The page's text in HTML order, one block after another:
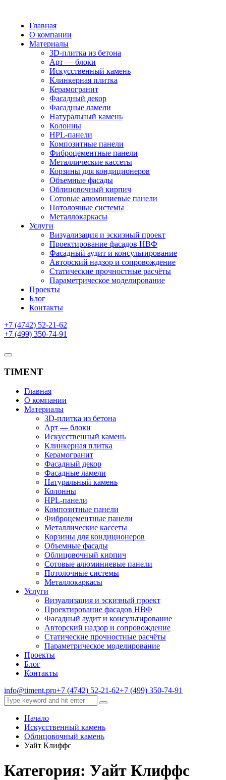
Главная
О компании
Материалы
3D-плитка из бетона
Арт — блоки
Искусственный камень
Клинкерная плитка
Керамогранит
Фасадный декор
Фасадные ламели
Натуральный камень
Колонны
HPL-панели
Композитные панели
Фиброцементные панели
Металлические кассеты
Корзины для кондиционеров
Объемные фасады
Облицовочный кирпич
Сотовые алюминиевые панели
Потолочные системы
Металлокаркасы
Услуги
Визуализация и эскизный проект
Проектирование фасадов НВФ
Фасадный аудит и консультирование
Авторский надзор и сопровождение
Статические прочностные расчёты
Параметрическое моделирование
Проекты
Блог
Контакты
+7 (4742) 52-21-62
+7 (499) 350-74-91
TIMENT
Главная
О компании
Материалы
3D-плитка из бетона
Арт — блоки
Искусственный камень
Клинкерная плитка
Керамогранит
Фасадный декор
Фасадные ламели
Натуральный камень
Колонны
HPL-панели
Композитные панели
Фиброцементные панели
Металлические кассеты
Корзины для кондиционеров
Объемные фасады
Облицовочный кирпич
Сотовые алюминиевые панели
Потолочные системы
Металлокаркасы
Услуги
Визуализация и эскизный проект
Проектирование фасадов НВФ
Фасадный аудит и консультирование
Авторский надзор и сопровождение
Статические прочностные расчёты
Параметрическое моделирование
Проекты
Блог
Контакты
info@timent.pro+7 (4742) 52-21-62+7 (499) 350-74-91
Начало
Искусственный камень
Облицовочный камень
Уайт Клиффс
Категория: Уайт Клиффс